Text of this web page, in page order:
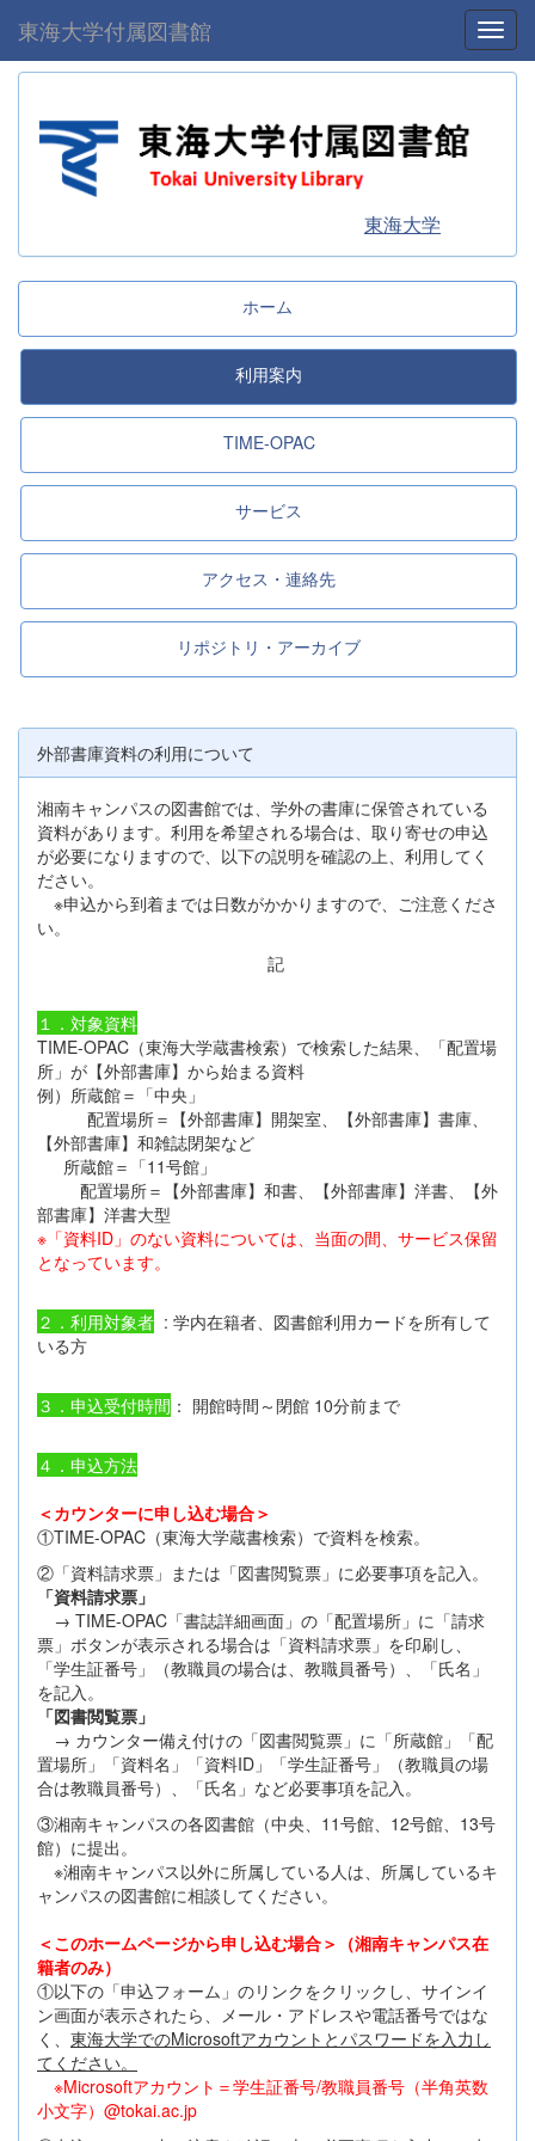
東海大学付属図書館
東海大学
ホーム
利用案内
TIME-OPAC
サービス
アクセス・連絡先
リポジトリ・アーカイブ
外部書庫資料の利用について
湘南キャンパスの図書館では、学外の書庫に保管されている
資料があります。利用を希望される場合は、取り寄せの申込
が必要になりますので、以下の説明を確認の上、利用してく
ださい。
※申込から到着までは日数がかかりますので、ご注意くださ
い。
記
１．対象資料
TIME-OPAC（東海大学蔵書検索）で検索した結果、「配置場
所」が【外部書庫】から始まる資料
例）所蔵館＝「中央」
配置場所＝【外部書庫】開架室、【外部書庫】書庫、
【外部書庫】和雑誌閉架など
所蔵館＝「11号館」
配置場所＝【外部書庫】和書、【外部書庫】洋書、【外
部書庫】洋書大型
※「資料ID」のない資料については、当面の間、サービス保留
となっています。
２．利用対象者 : 学内在籍者、図書館利用カードを所有して
いる方
３．申込受付時間 ： 開館時間～閉館 10分前まで
４．申込方法
＜カウンターに申し込む場合＞
①TIME-OPAC（東海大学蔵書検索）で資料を検索。
②「資料請求票」または「図書閲覧票」に必要事項を記入。
「資料請求票」
→ TIME-OPAC「書誌詳細画面」の「配置場所」に「請求
票」ボタンが表示される場合は「資料請求票」を印刷し、
「学生証番号」（教職員の場合は、教職員番号）、「氏名」
を記入。
「図書閲覧票」
→ カウンター備え付けの「図書閲覧票」に「所蔵館」「配
置場所」「資料名」「資料ID」「学生証番号」（教職員の場
合は教職員番号）、「氏名」など必要事項を記入。
③湘南キャンパスの各図書館（中央、11号館、12号館、13号
館）に提出。
※湘南キャンパス以外に所属している人は、所属しているキ
ャンパスの図書館に相談してください。
＜このホームページから申し込む場合＞（湘南キャンパス在
籍者のみ）
①以下の「申込フォーム」のリンクをクリックし、サインイ
ン画面が表示されたら、メール・アドレスや電話番号ではな
く、 東海大学でのMicrosoftアカウントとパスワードを入力し
てください。
※Microsoftアカウント＝学生証番号/教職員番号（半角英数
小文字）@tokai.ac.jp